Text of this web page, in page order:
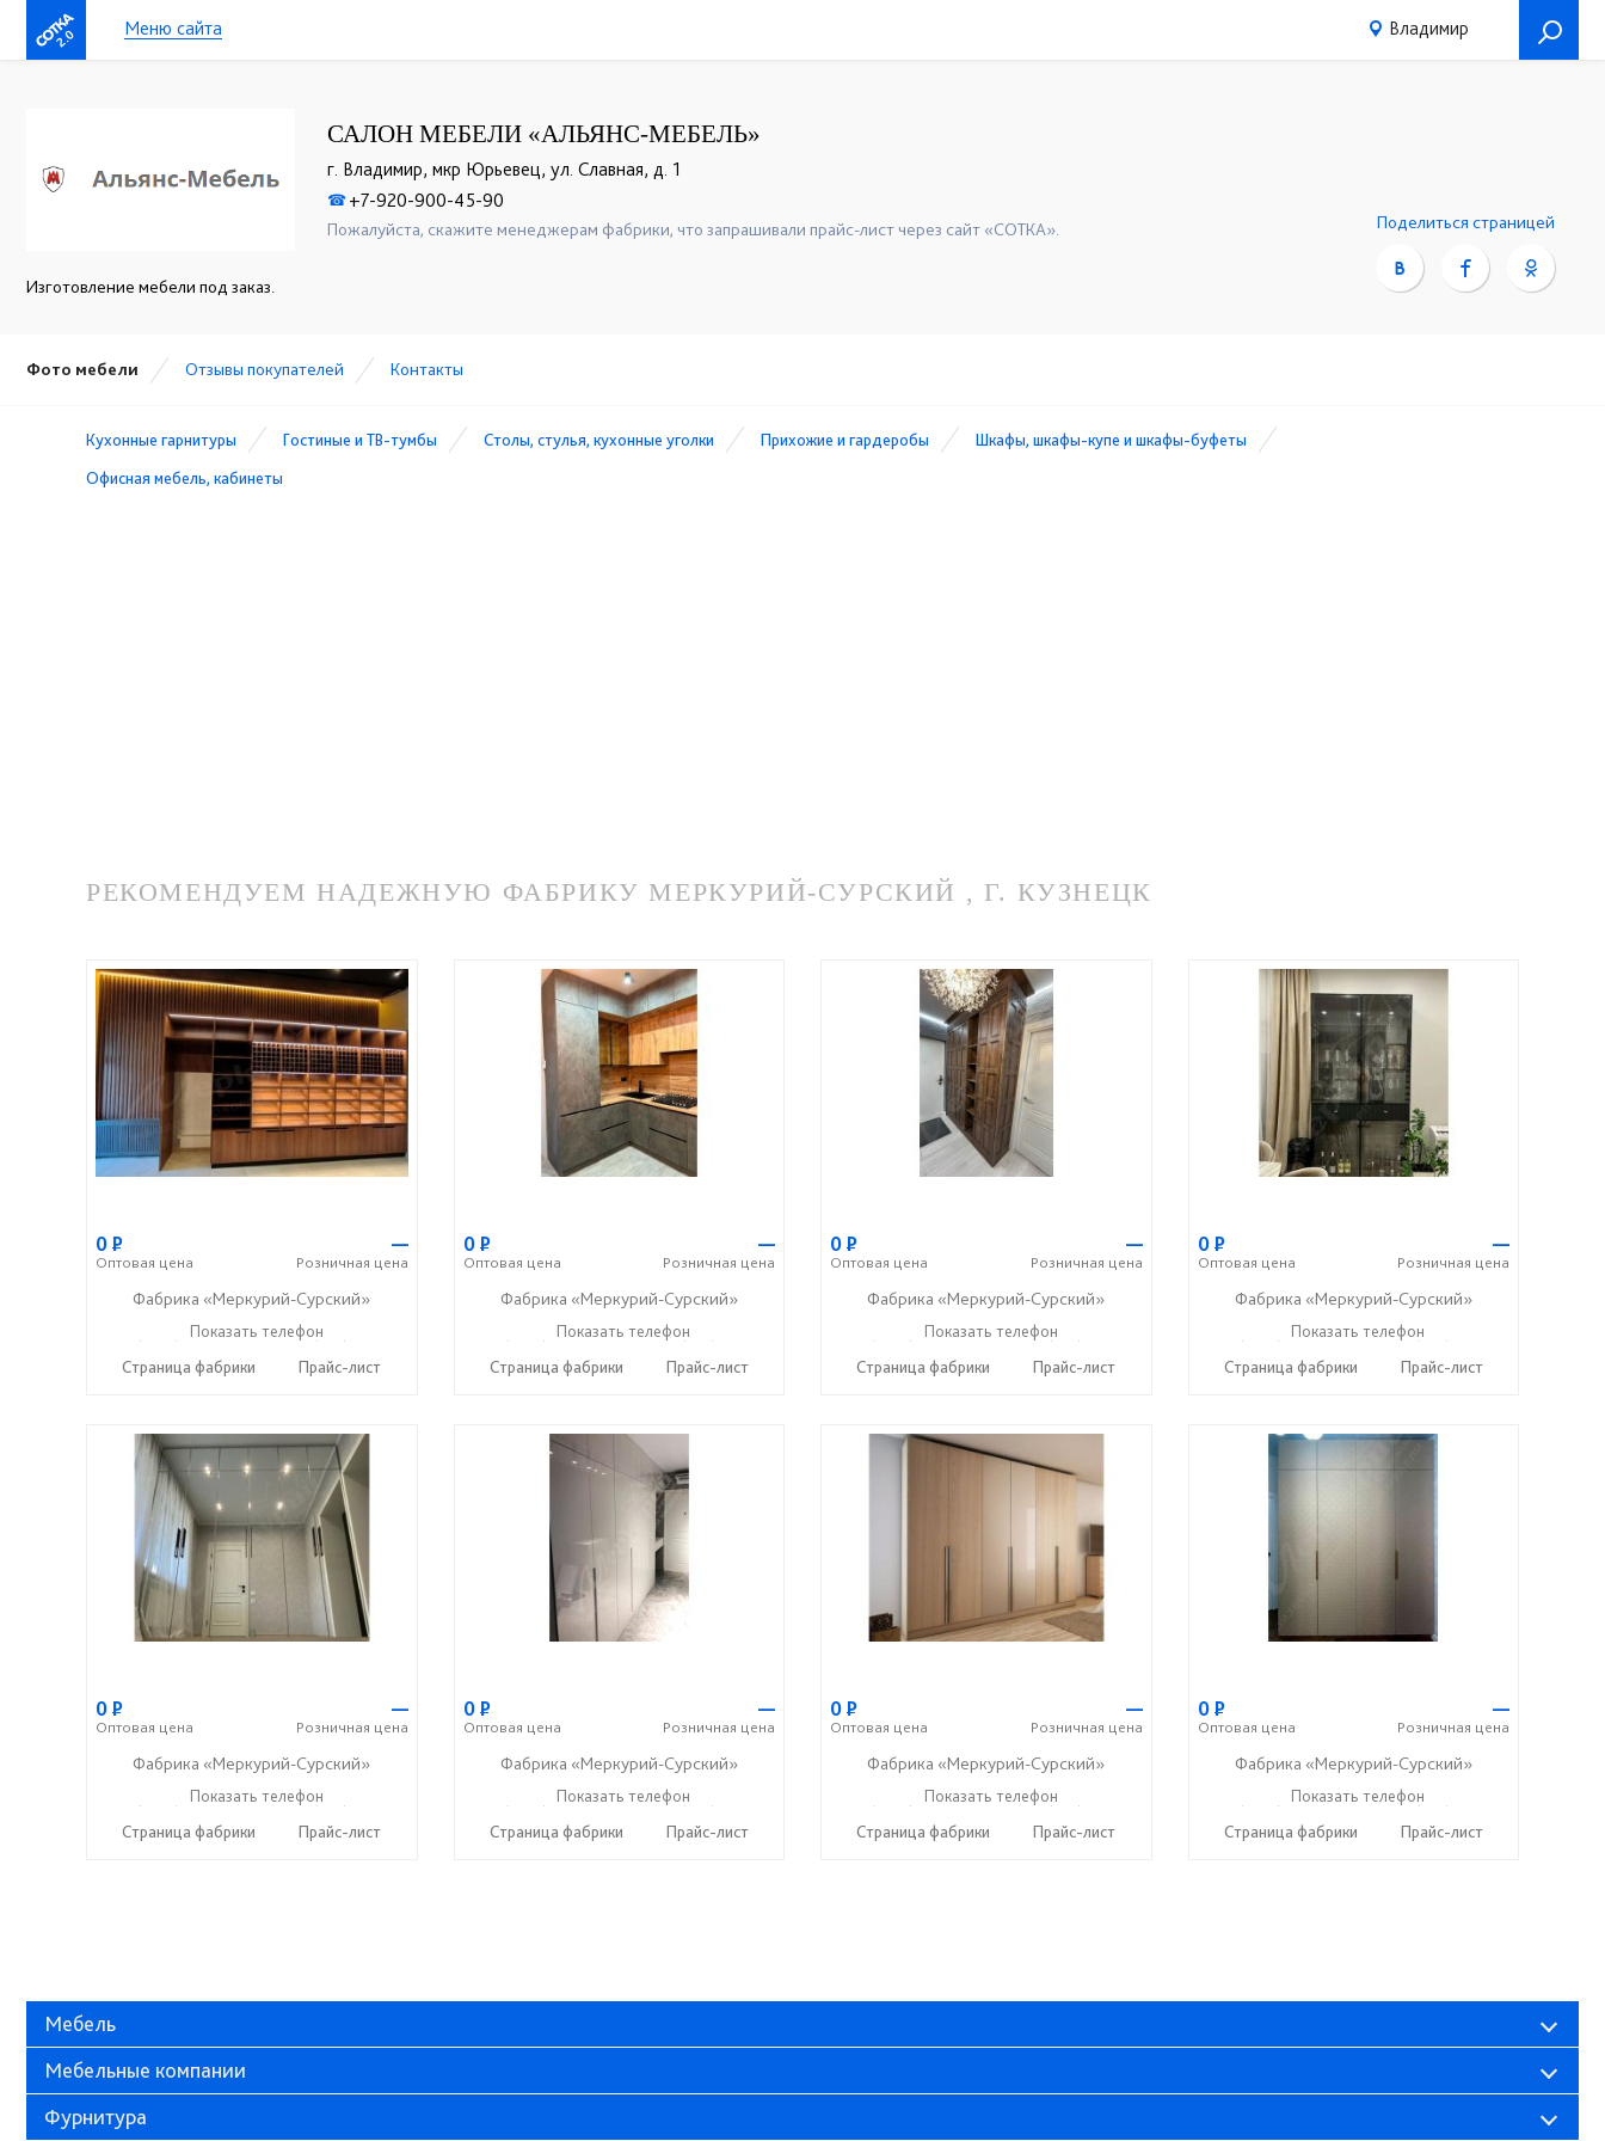
2.0 Меню сайта Владимир
САЛОН МЕБЕЛИ «АЛЬЯНС-МЕБЕЛЬ»
г. Владимир, мкр Юрьевец, ул. Славная, д. 1
☎+7-920-900-45-90
Пожалуйста, скажите менеджерам фабрики, что запрашивали прайс-лист через сайт «СОТКА».
Изготовление мебели под заказ.
Поделиться страницей
Фото мебели Отзывы покупателей Контакты
Кухонные гарнитуры Гостиные и ТВ-тумбы Столы, стулья, кухонные уголки Прихожие и гардеробы
Шкафы, шкафы-купе и шкафы-буфеты
Офисная мебель, кабинеты
РЕКОМЕНДУЕМ НАДЕЖНУЮ ФАБРИКУ МЕРКУРИЙ-СУРСКИЙ , Г. КУЗНЕЦК
0Р
Оптовая цена
—
Розничная цена
Фабрика «Меркурий-Сурский»
+7 (8415) 73-05-06 ☎+7 (937) 400-89-79
Показать телефон
Страница фабрики
Прайс-лист
0Р
Оптовая цена
—
Розничная цена
Фабрика «Меркурий-Сурский»
+7 (8415) 73-05-06 ☎+7 (937) 400-89-79
Показать телефон
Страница фабрики
Прайс-лист
0Р
Оптовая цена
—
Розничная цена
Фабрика «Меркурий-Сурский»
+7 (8415) 73-05-06 ☎+7 (937) 400-89-79
Показать телефон
Страница фабрики
Прайс-лист
0Р
Оптовая цена
—
Розничная цена
Фабрика «Меркурий-Сурский»
+7 (8415) 73-05-06 ☎+7 (937) 400-89-79
Показать телефон
Страница фабрики
Прайс-лист
0Р
Оптовая цена
—
Розничная цена
Фабрика «Меркурий-Сурский»
+7 (8415) 73-05-06 ☎+7 (937) 400-89-79
Показать телефон
Страница фабрики
Прайс-лист
0Р
Оптовая цена
—
Розничная цена
Фабрика «Меркурий-Сурский»
+7 (8415) 73-05-06 ☎+7 (937) 400-89-79
Показать телефон
Страница фабрики
Прайс-лист
0Р
Оптовая цена
—
Розничная цена
Фабрика «Меркурий-Сурский»
+7 (8415) 73-05-06 ☎+7 (937) 400-89-79
Показать телефон
Страница фабрики
Прайс-лист
0Р
Оптовая цена
—
Розничная цена
Фабрика «Меркурий-Сурский»
+7 (8415) 73-05-06 ☎+7 (937) 400-89-79
Показать телефон
Страница фабрики
Прайс-лист
Мебель
Мебельные компании
Фурнитура